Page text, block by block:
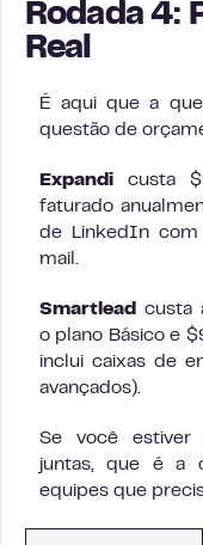
Rodada 4:
Real
É aqui que a
questão de
Expandi custa
faturado
de LinkedIn
mail.
Smartlead
custa
o plano Básico e
inclui caixas de
avançados).
Se você estiver
juntas, que é a
equipes que